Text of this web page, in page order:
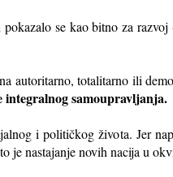
se kao bitno za
autoritarno, totalitarno ili
samoupravljanja.
i političkog života. Jer
je nastajanje novih nacija u